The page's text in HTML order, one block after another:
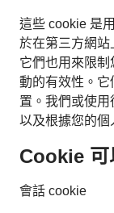
這些 cookie 是
於在第三方網站
它們也用來限
動的有效性。
置。我們或使用
以及根據您的個
Cookie 可
會話 cookie